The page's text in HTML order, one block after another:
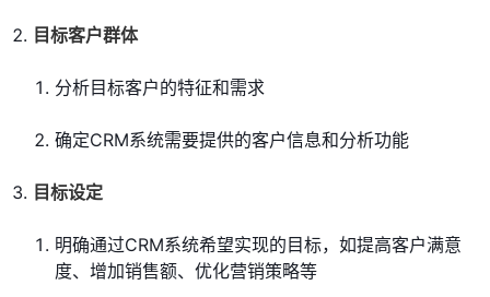
目标客户群体
分析目标客户的特征和需求
确定CRM系统需要提供的客户信息和分析功能
目标设定
明确通过CRM系统希望实现的目标，如提高客户满意
度、增加销售额、优化营销策略等